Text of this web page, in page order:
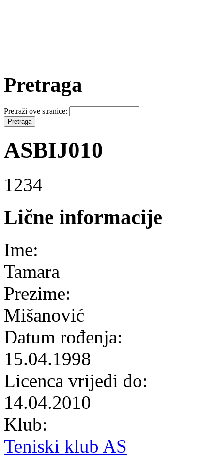
Pretraga
Pretraži ove stranice:
ASBIJ010
1234
Lične informacije
Ime:
Tamara
Prezime:
Mišanović
Datum rođenja:
15.04.1998
Licenca vrijedi do:
14.04.2010
Klub:
Teniski klub AS